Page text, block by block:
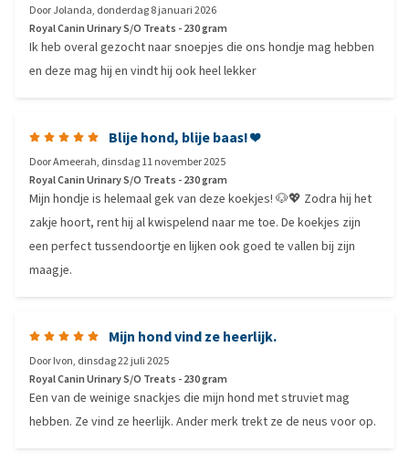
DoorJolanda, donderdag 8 januari 2026
Royal Canin Urinary S/O Treats - 230 gram
Ik heb overal gezocht naar snoepjes die ons hondje mag hebben
en deze mag hij en vindt hij ook heel lekker
Blije hond, blije baas! ❤️
DoorAmeerah, dinsdag 11 november 2025
Royal Canin Urinary S/O Treats - 230 gram
Mijn hondje is helemaal gek van deze koekjes! 🐶💖 Zodra hij het
zakje hoort, rent hij al kwispelend naar me toe. De koekjes zijn
een perfect tussendoortje en lijken ook goed te vallen bij zijn
maagje.
Mijn hond vind ze heerlijk.
DoorIvon, dinsdag 22 juli 2025
Royal Canin Urinary S/O Treats - 230 gram
Een van de weinige snackjes die mijn hond met struviet mag
hebben. Ze vind ze heerlijk. Ander merk trekt ze de neus voor op.